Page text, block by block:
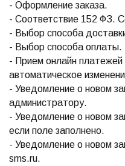
- Оформление заказа.
- Соответствие 152 ФЗ.
- Выбор способа
- Выбор способа оплаты.
- Прием онлайн платежей
автоматическое
- Уведомление о новом
администратору.
- Уведомление о новом
если поле заполнено.
- Уведомление о новом
sms.ru.